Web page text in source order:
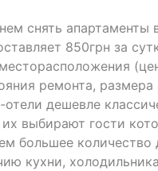
снять апартаменты
850грн за
ремонта, размера
отели дешевле
их выбирают гости
большее количество
кухни,